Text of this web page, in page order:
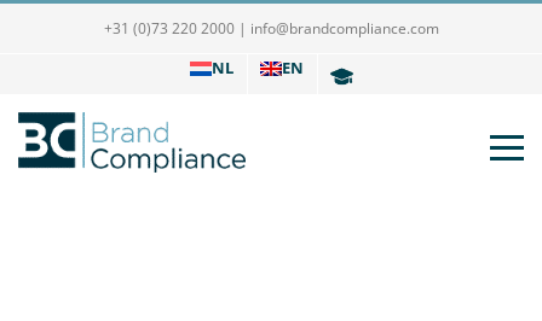
+31 (0)73 220 2000 | info@brandcompliance.com
NL EN